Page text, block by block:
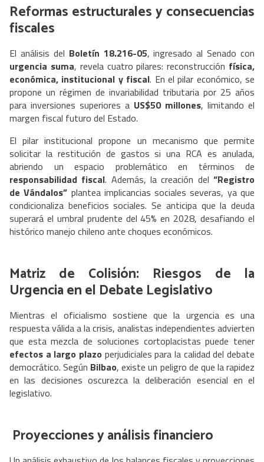
Reformas estructurales y consecuencias
fiscales
El análisis del Boletín 18.216-05, ingresado al Senado con
urgencia suma, revela cuatro pilares: reconstrucción física,
económica, institucional y fiscal. En el pilar económico, se
propone un régimen de invariabilidad tributaria por 25 años
para inversiones superiores a US$50 millones, limitando el
margen fiscal futuro del Estado.
El pilar institucional propone un mecanismo que permite
solicitar la restitución de gastos si una RCA es anulada,
abriendo un espacio problemático en términos de
responsabilidad fiscal. Además, la creación del“Registro
de Vándalos” plantea implicancias sociales severas, ya que
condicionaliza beneficios sociales. Se anticipa que la deuda
superará el umbral prudente del 45% en 2028, desafiando el
histórico manejo chileno ante choques económicos.
Matriz de Colisión: Riesgos de la
Urgencia en el Debate Legislativo
Mientras el oficialismo sostiene que la urgencia es una
respuesta válida a la crisis, analistas independientes advierten
que esta mezcla de soluciones cortoplacistas puede tener
efectos a largo plazo perjudiciales para la calidad del debate
democrático. Según Bilbao, existe un peligro de que la rapidez
en las decisiones oscurezca la deliberación esencial en el
legislativo.
Proyecciones y análisis financiero